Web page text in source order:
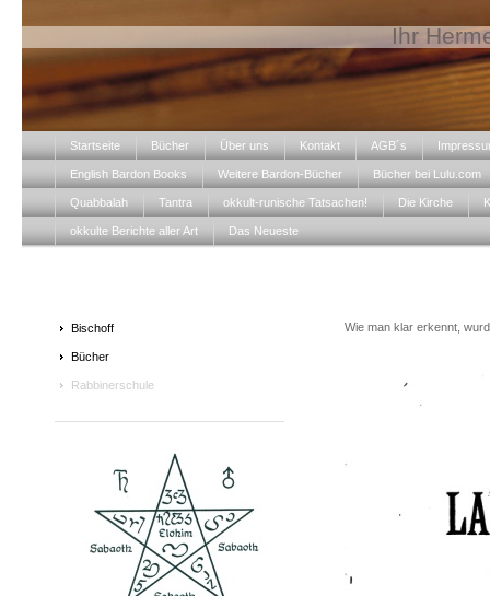
Ihr
Startseite Bücher Über uns Kontakt AGB´s
English Bardon Books Weitere Bardon-Bücher Bücher bei Lulu.com
Quabbalah Tantra okkult-runische Tatsachen! Die Kirche
okkulte Berichte aller Art Das Neueste
Bischoff
Bücher
Rabbinerschule
Wie man klar erkennt,